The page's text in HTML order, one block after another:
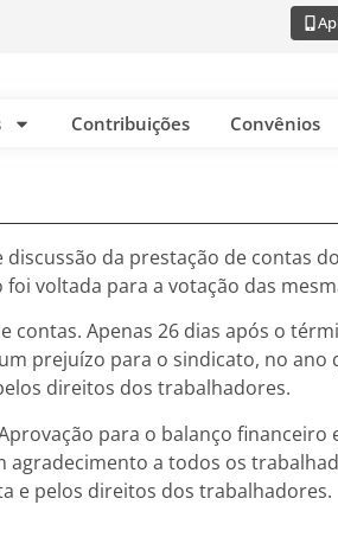
Contribuições Convênios
da prestação de contas
voltada para a votação das
Apenas 26 dias após o
prejuízo para o sindicato, no
direitos dos trabalhadores.
para o balanço
a todos os
e pelos direitos dos trabalhadores.